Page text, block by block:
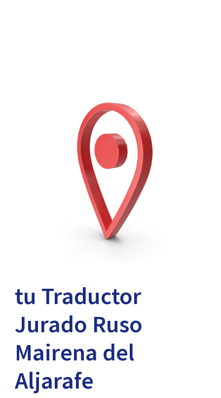
tu Traductor
Jurado Ruso
Mairena del
Aljarafe